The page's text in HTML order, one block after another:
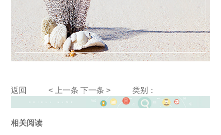
返回 < 上一条 下一条 > 类别：
相关阅读